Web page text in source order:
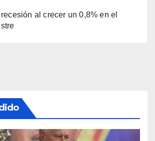
al crecer un 0,8% en el